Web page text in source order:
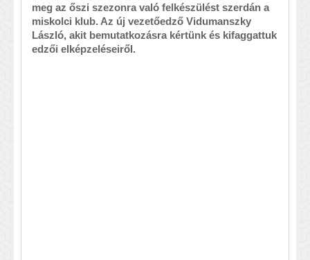
meg az őszi szezonra való felkészülést szerdán a
miskolci klub. Az új vezetőedző Vidumanszky
László, akit bemutatkozásra kértünk és kifaggattuk
edzői elképzeléseiről.